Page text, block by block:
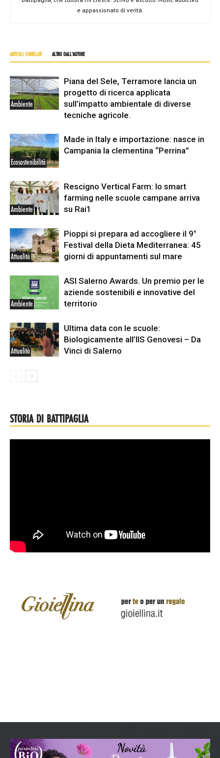
e appassionato di verità.
ARTICOLI CORRELATI ALTRO DALL'AUTORE
Ambiente
Piana del Sele, Terramore lancia un
progetto di ricerca applicata
sull’impatto ambientale di diverse
tecniche agricole.
Ecosostenibilità
Made in Italy e importazione: nasce in
Campania la clementina “Perrina”
Ambiente
Rescigno Vertical Farm: lo smart
farming nelle scuole campane arriva
su Rai1
Attualità
Pioppi si prepara ad accogliere il 9°
Festival della Dieta Mediterranea: 45
giorni di appuntamenti sul mare
Ambiente
ASI Salerno Awards. Un premio per le
aziende sostenibili e innovative del
territorio
Attualità
Ultima data con le scuole:
Biologicamente all’IIS Genovesi – Da
Vinci di Salerno
STORIA DI BATTIPAGLIA